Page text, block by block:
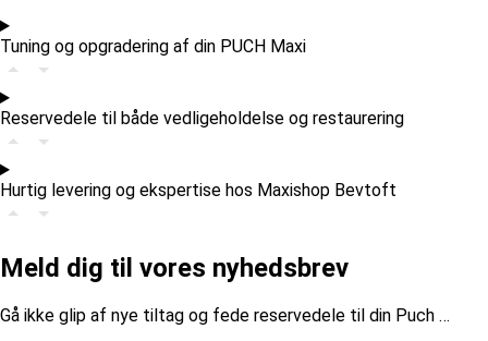
Tuning og opgradering af din PUCH Maxi
Reservedele til både vedligeholdelse og restaurering
Hurtig levering og ekspertise hos Maxishop Bevtoft
Meld dig til vores nyhedsbrev
​Gå ikke glip af nye tiltag og fede reservedele til din Puch …